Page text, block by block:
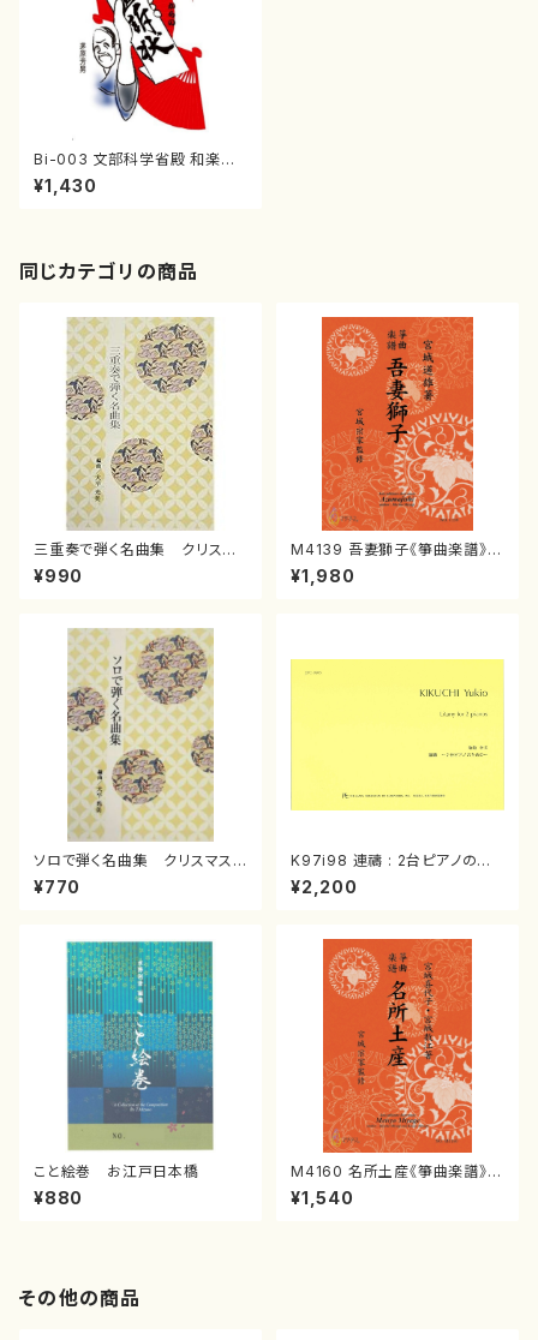
Bi-003 文部科学省殿 和楽器
からの直訴状（茅原 芳男/書籍）
¥1,430
同じカテゴリの商品
三重奏で弾く名曲集 クリスマ
スメドレー( 箏2/大平光美 編
曲/楽譜）
¥990
M4139 吾妻獅子《箏曲楽譜》
（箏/宮城道雄著・宮城宗家監修/
箏曲古典楽譜）
¥1,980
ソロで弾く名曲集 クリスマス・
イブ／恋人がサンタクロース(
箏独奏 /大平光美 編曲/楽
¥770
K97i98 連禱 : 2台ピアノのた
めの（2 Pianos / 菊池 幸夫 /
楽譜）
¥2,200
こと絵巻 お江戸日本橋
¥880
M4160 名所土産《箏曲楽譜》
（箏/宮城喜代子・宮城数江著・
宮城宗家監修/箏曲古典楽譜）
¥1,540
その他の商品